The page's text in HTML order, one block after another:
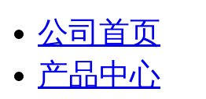
公司首页
产品中心